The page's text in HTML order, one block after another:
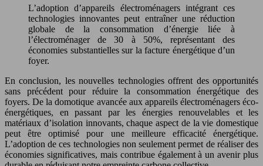
L’adoption d’appareils électroménagers intégrant ces
technologies innovantes peut entraîner une réduction
globale de la consommation d’énergie liée à
l’électroménager de 30 à 50%, représentant des
économies substantielles sur la facture énergétique d’un
foyer.
En conclusion, les nouvelles technologies offrent des opportunités
sans précédent pour réduire la consommation énergétique des
foyers. De la domotique avancée aux appareils électroménagers éco-
énergétiques, en passant par les énergies renouvelables et les
matériaux d’isolation innovants, chaque aspect de la vie domestique
peut être optimisé pour une meilleure efficacité énergétique.
L’adoption de ces technologies non seulement permet de réaliser des
économies significatives, mais contribue également à un avenir plus